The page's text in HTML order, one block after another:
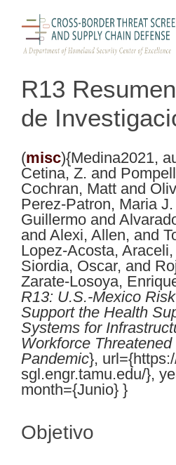
R13
de
(misc){Medina2021,
Cetina, Z. and
Cochran, Matt and
Perez-Patron, Maria
Guillermo and
and Alexi, Allen, and
Lopez-Acosta,
Siordia, Oscar, and
Zarate-Losoya,
R13: U.S.-Mexico
Support the Health
Systems for
Workforce
Pandemic},
sgl.engr.tamu.edu/},
month={Junio} }
Objetivo